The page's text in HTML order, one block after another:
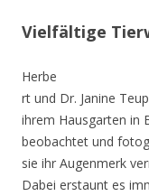
Vielfältige
Herbe
rt und Dr. Janine
ihrem Hausgarten in
beobachtet und
sie ihr Augenmerk
Dabei erstaunt es